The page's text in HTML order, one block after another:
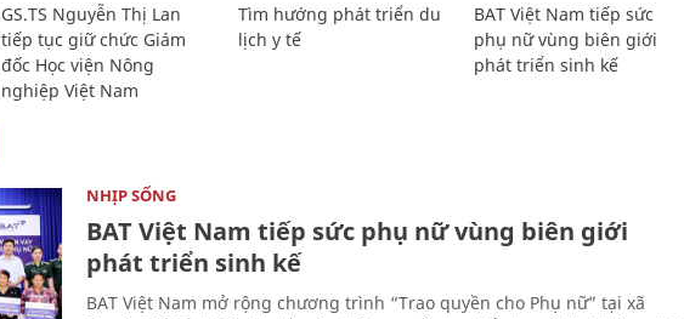
GS.TS Nguyễn Thị Lan
tiếp tục giữ chức Giám
đốc Học viện Nông
nghiệp Việt Nam
Tìm hướng phát triển du
lịch y tế
BAT Việt Nam tiếp sức
phụ nữ vùng biên giới
phát triển sinh kế
NHỊP SỐNG
BAT Việt Nam tiếp sức phụ nữ vùng biên giới
phát triển sinh kế
BAT Việt Nam mở rộng chương trình “Trao quyền cho Phụ nữ” tại xã